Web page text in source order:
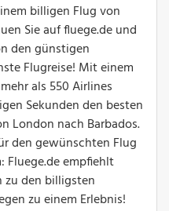
billigen Flug von
Sie auf fluege.de und
den günstigen
Flugreise! Mit einem
als 550 Airlines
Sekunden den besten
London nach Barbados.
den gewünschten Flug
Fluege.de empfiehlt
zu den billigsten
zu einem Erlebnis!